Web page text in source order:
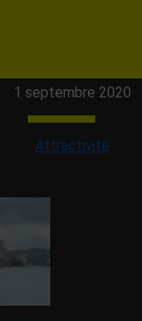
1 septembre 2020
Attractivité